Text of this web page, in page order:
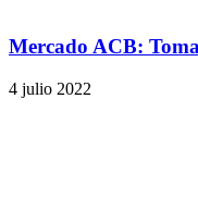
Mercado ACB:
4 julio 2022